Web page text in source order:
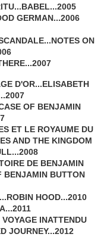
GERMAN...2006
ON
D'OR...ELISABETH
OF BENJAMIN
ET LE ROYAUME DU
AND THE KINGDOM
DE BENJAMIN
BENJAMIN BUTTON
HOOD...2010
INATTENDU
JOURNEY...2012